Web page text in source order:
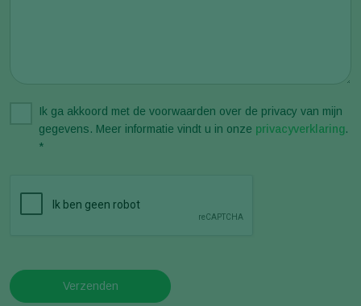
Ik ga akkoord met de voorwaarden over de privacy van mijn
gegevens. Meer informatie vindt u in onze privacyverklaring.
*
Verzenden